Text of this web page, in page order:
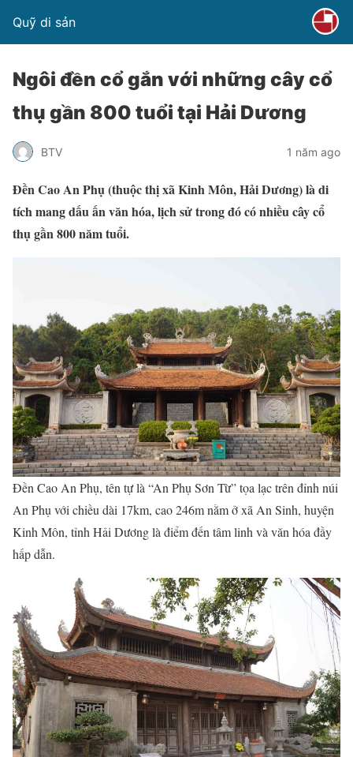
Quỹ di sản
Ngôi đền cổ gắn với những cây cổ
thụ gần 800 tuổi tại Hải Dương
BTV 1 năm ago
Đền Cao An Phụ (thuộc thị xã Kinh Môn, Hải Dương) là di
tích mang dấu ấn văn hóa, lịch sử trong đó có nhiều cây cổ
thụ gần 800 năm tuổi.
Đền Cao An Phụ, tên tự là “An Phụ Sơn Từ” tọa lạc trên đỉnh núi
An Phụ với chiều dài 17km, cao 246m nằm ở xã An Sinh, huyện
Kinh Môn, tỉnh Hải Dương là điểm đến tâm linh và văn hóa đầy
hấp dẫn.